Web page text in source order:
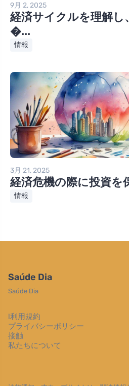
9月 2, 2025
経済サイクルを理解し
�...
情報
3月 21, 2025
経済危機の際に投資を
情報
Saúde Dia
Saúde Dia
l利用規約
プライバシーポリシー
接触
私たちについて